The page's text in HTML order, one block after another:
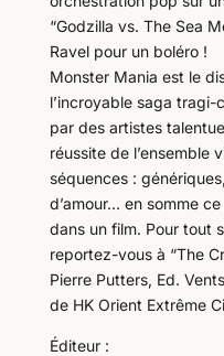
“Godzilla vs. The Sea
Ravel pour un boléro !
Monster Mania est le
l’incroyable saga tragi-
par des artistes
réussite de l’ensemble
séquences :
d’amour… en somme
dans un film. Pour tout
reportez-vous à “The
Pierre Putters, Ed.
de HK Orient Extrême
Éditeur :